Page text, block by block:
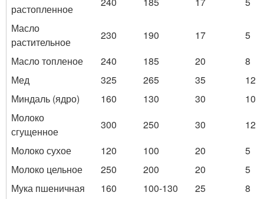
растопленное
Масло
растительное
230 190 17
5
Масло топленое
240 185 20
8
Мед
325 265 35
12
Миндаль (ядро)
160 130 30
10
Молоко
сгущенное
300 250 30
12
Молоко сухое
120 100 20
5
Молоко цельное
250 200 20
5
Мука пшеничная
160 100-130 25
8